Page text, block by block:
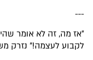
---
"אז מה, זה לא אומר
לקבוע לעצמה!" נזרק